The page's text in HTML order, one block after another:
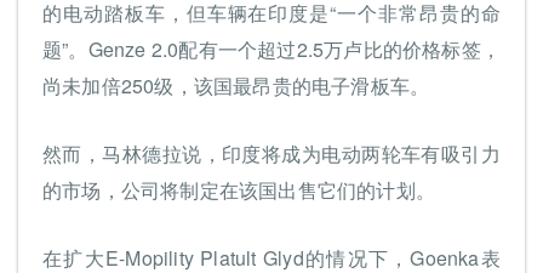
的电动踏板车，但车辆在印度是“一个非常昂贵的命
题”。Genze 2.0配有一个超过2.5万卢比的价格标签，
尚未加倍250级，该国最昂贵的电子滑板车。
然而，马林德拉说，印度将成为电动两轮车有吸引力
的市场，公司将制定在该国出售它们的计划。
在扩大E-Mopility Platult Glyd的情况下，Goenka表